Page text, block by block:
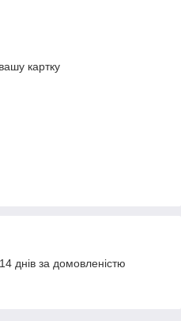
картку
днів за домовленістю